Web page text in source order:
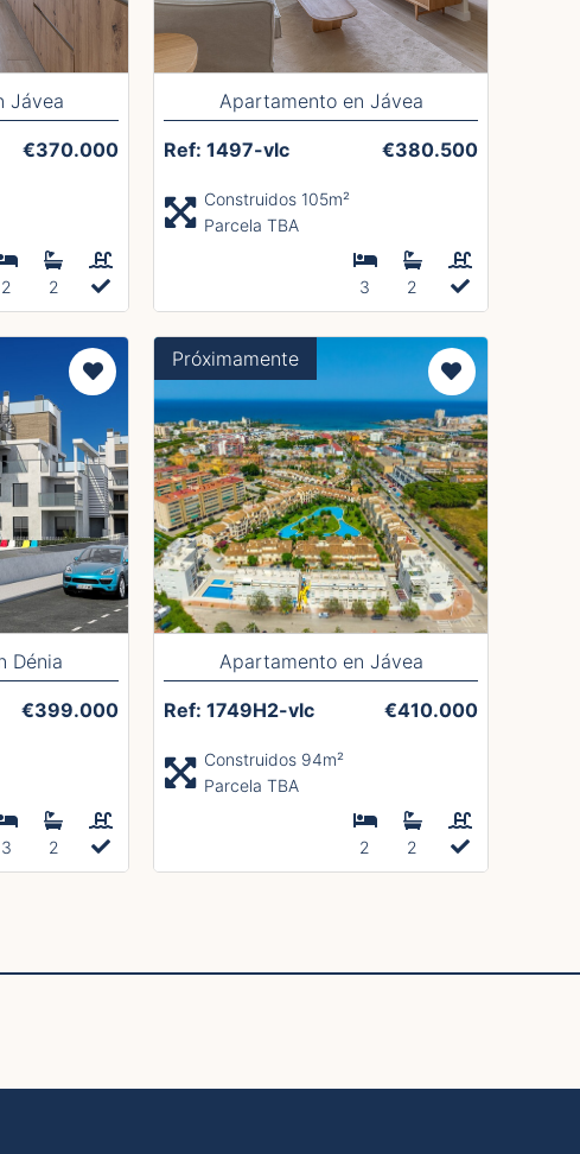
Jávea
€370.000
2 2
Apartamento en Jávea
Ref: 1497-vlc €380.500
Construidos 105m²
Parcela TBA
3 2
Dénia
€399.000
3 2
Próximamente
Apartamento en Jávea
Ref: 1749H2-vlc €410.000
Construidos 94m²
Parcela TBA
2 2